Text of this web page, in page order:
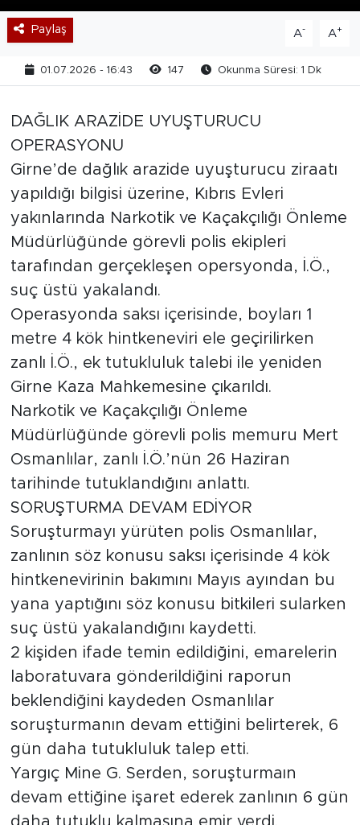
Paylaş A- A+
01.07.2026 - 16:43 147 Okunma Süresi: 1 Dk
DAĞLIK ARAZİDE UYUŞTURUCU
OPERASYONU
Girne’de dağlık arazide uyuşturucu ziraatı
yapıldığı bilgisi üzerine, Kıbrıs Evleri
yakınlarında Narkotik ve Kaçakçılığı Önleme
Müdürlüğünde görevli polis ekipleri
tarafından gerçekleşen opersyonda, İ.Ö.,
suç üstü yakalandı.
Operasyonda saksı içerisinde, boyları 1
metre 4 kök hintkeneviri ele geçirilirken
zanlı İ.Ö., ek tutukluluk talebi ile yeniden
Girne Kaza Mahkemesine çıkarıldı.
Narkotik ve Kaçakçılığı Önleme
Müdürlüğünde görevli polis memuru Mert
Osmanlılar, zanlı İ.Ö.’nün 26 Haziran
tarihinde tutuklandığını anlattı.
SORUŞTURMA DEVAM EDİYOR
Soruşturmayı yürüten polis Osmanlılar,
zanlının söz konusu saksı içerisinde 4 kök
hintkenevirinin bakımını Mayıs ayından bu
yana yaptığını söz konusu bitkileri sularken
suç üstü yakalandığını kaydetti.
2 kişiden ifade temin edildiğini, emarelerin
laboratuvara gönderildiğini raporun
beklendiğini kaydeden Osmanlılar
soruşturmanın devam ettiğini belirterek, 6
gün daha tutukluluk talep etti.
Yargıç Mine G. Serden, soruşturmaın
devam ettiğine işaret ederek zanlının 6 gün